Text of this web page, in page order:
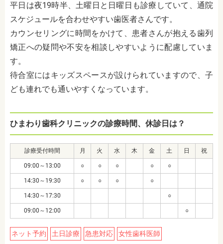
平日は夜19時半、土曜日と日曜日も診療していて、通院
スケジュールを合わせやすい歯医者さんです。
カウンセリングに時間をかけて、患者さんが抱える歯列
矯正への疑問や不安を相談しやすいように配慮していま
す。
待合室にはキッズスペースが設けられていますので、子
ども連れでも通いやすくなっています。
ひまわり歯科クリニックの診療時間、休診日は？
診療受付時間 月 火 水 木 金 土 日 祝
09:00～13:00 ○ ○ ○ ○ ○
14:30～19:30 ○ ○ ○ ○
14:30～17:30 ○
09:00～12:00 ○
ネット予約 土日診療 急患対応 女性歯科医師